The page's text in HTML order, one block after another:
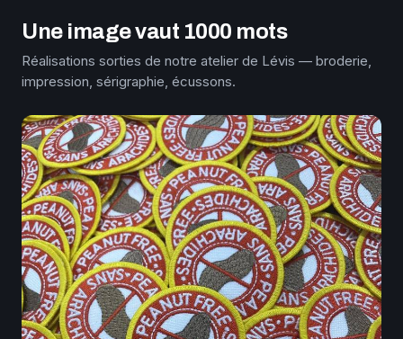
Une image vaut 1000 mots
Réalisations sorties de notre atelier de Lévis — broderie,
impression, sérigraphie, écussons.